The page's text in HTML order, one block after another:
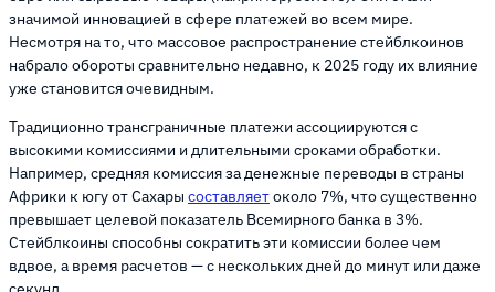
значимой инновацией в сфере платежей во всем мире.
Несмотря на то, что массовое распространение стейблкоинов
набрало обороты сравнительно недавно, к 2025 году их влияние
уже становится очевидным.
Традиционно трансграничные платежи ассоциируются с
высокими комиссиями и длительными сроками обработки.
Например, средняя комиссия за денежные переводы в страны
Африки к югу от Сахары составляетоколо 7%, что существенно
превышает целевой показатель Всемирного банка в 3%.
Стейблкоины способны сократить эти комиссии более чем
вдвое, а время расчетов — с нескольких дней до минут или даже